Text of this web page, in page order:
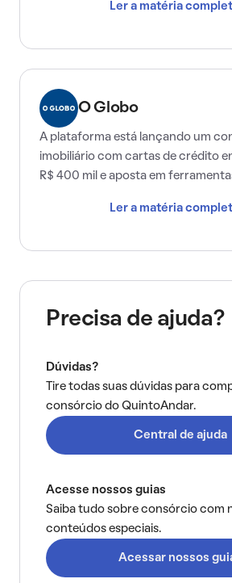
Ler a matéria
O Globo
A plataforma está lançando um
imobiliário com cartas de crédito
R$ 400 mil e aposta em
Ler a matéria
Precisa de ajuda?
Dúvidas?
Tire todas suas dúvidas para
consórcio do QuintoAndar.
Central de ajuda
Acesse nossos guias
Saiba tudo sobre consórcio com
conteúdos especiais.
Acessar nossos